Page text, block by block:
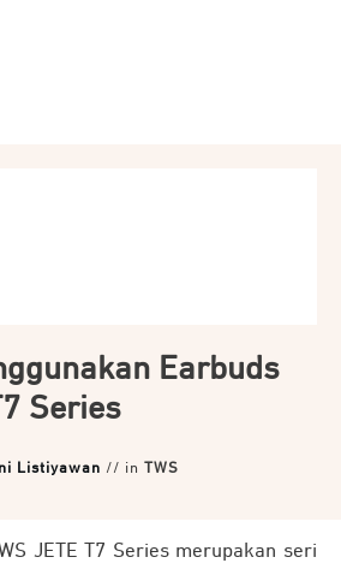
Earbuds
Series
Listiyawan // in TWS
JETE T7 Series merupakan seri